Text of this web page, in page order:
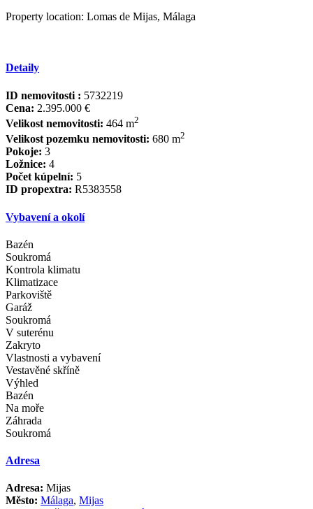
Property ‌location: ‌Lomas ‌de ‌Mijas, ‌Málaga ‌
Detaily
ID nemovitosti : 5732219
Cena: 2.395.000 €
Velikost nemovitosti: 464 m2
Velikost pozemku nemovitosti: 680 m2
Pokoje: 3
Ložnice: 4
Počet kúpelní: 5
ID propextra: R5383558
Vybavení a okolí
Bazén
Soukromá
Kontrola klimatu
Klimatizace
Parkoviště
Garáž
Soukromá
V suterénu
Zakryto
Vlastnosti a vybavení
Vestavěné skříně
Výhled
Bazén
Na moře
Záhrada
Soukromá
Adresa
Adresa: Mijas
Město: Málaga,Mijas